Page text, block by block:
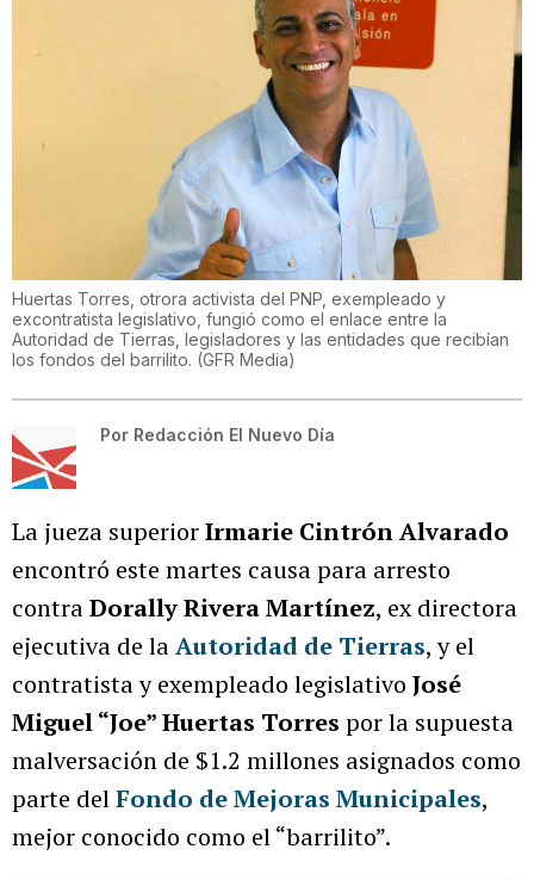
Huertas Torres, otrora activista del PNP, exempleado y
excontratista legislativo, fungió como el enlace entre la
Autoridad de Tierras, legisladores y las entidades que recibían
los fondos del barrilito. (GFR Media)
Por Redacción El Nuevo Día
La jueza superiorIrmarie Cintrón Alvarado
encontró este martes causa para arresto
contraDorally Rivera Martínez, ex directora
ejecutiva de laAutoridad de Tierras, y el
contratista y exempleado legislativo José
Miguel “Joe” Huertas Torres por la supuesta
malversación de $1.2 millones asignados como
parte delFondo de Mejoras Municipales,
mejor conocido como el “barrilito”.